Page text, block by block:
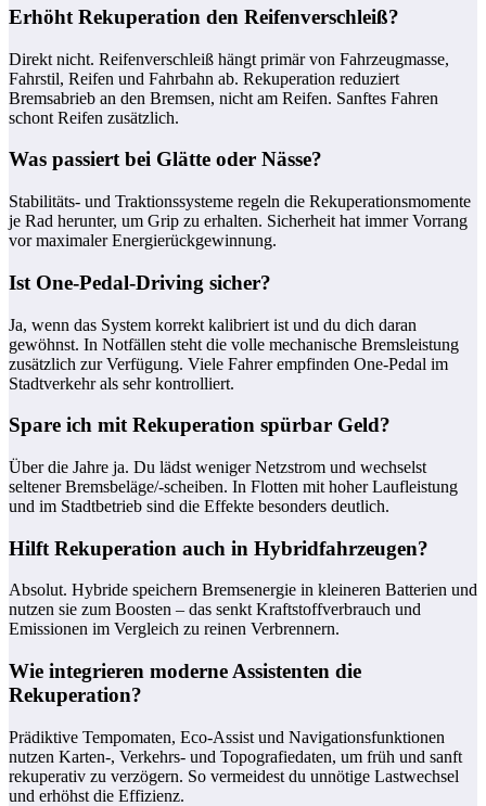
Erhöht Rekuperation den Reifenverschleiß?
Direkt nicht. Reifenverschleiß hängt primär von Fahrzeugmasse,
Fahrstil, Reifen und Fahrbahn ab. Rekuperation reduziert
Bremsabrieb an den Bremsen, nicht am Reifen. Sanftes Fahren
schont Reifen zusätzlich.
Was passiert bei Glätte oder Nässe?
Stabilitäts- und Traktionssysteme regeln die Rekuperationsmomente
je Rad herunter, um Grip zu erhalten. Sicherheit hat immer Vorrang
vor maximaler Energierückgewinnung.
Ist One-Pedal-Driving sicher?
Ja, wenn das System korrekt kalibriert ist und du dich daran
gewöhnst. In Notfällen steht die volle mechanische Bremsleistung
zusätzlich zur Verfügung. Viele Fahrer empfinden One-Pedal im
Stadtverkehr als sehr kontrolliert.
Spare ich mit Rekuperation spürbar Geld?
Über die Jahre ja. Du lädst weniger Netzstrom und wechselst
seltener Bremsbeläge/-scheiben. In Flotten mit hoher Laufleistung
und im Stadtbetrieb sind die Effekte besonders deutlich.
Hilft Rekuperation auch in Hybridfahrzeugen?
Absolut. Hybride speichern Bremsenergie in kleineren Batterien und
nutzen sie zum Boosten – das senkt Kraftstoffverbrauch und
Emissionen im Vergleich zu reinen Verbrennern.
Wie integrieren moderne Assistenten die
Rekuperation?
Prädiktive Tempomaten, Eco-Assist und Navigationsfunktionen
nutzen Karten-, Verkehrs- und Topografiedaten, um früh und sanft
rekuperativ zu verzögern. So vermeidest du unnötige Lastwechsel
und erhöhst die Effizienz.